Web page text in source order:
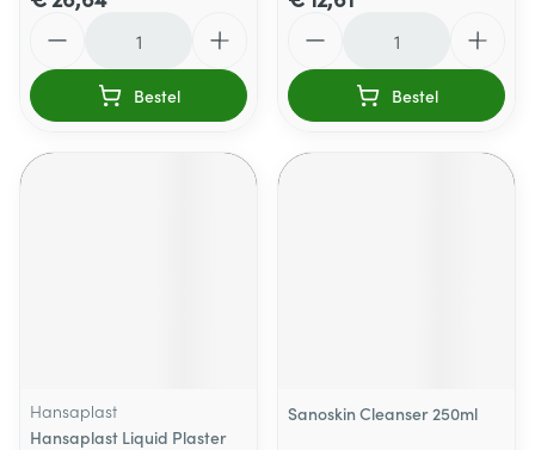
Bestel Bestel
Hansaplast
Hansaplast Liquid Plaster
Sanoskin Cleanser 250ml